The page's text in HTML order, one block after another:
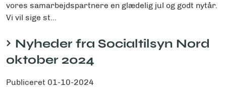
vores samarbejdspartnere en glædelig jul og godt nytår.
Vi vil sige st...
Nyheder fra Socialtilsyn Nord
oktober 2024
Publiceret 01-10-2024